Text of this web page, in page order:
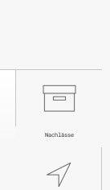
Nachlässe